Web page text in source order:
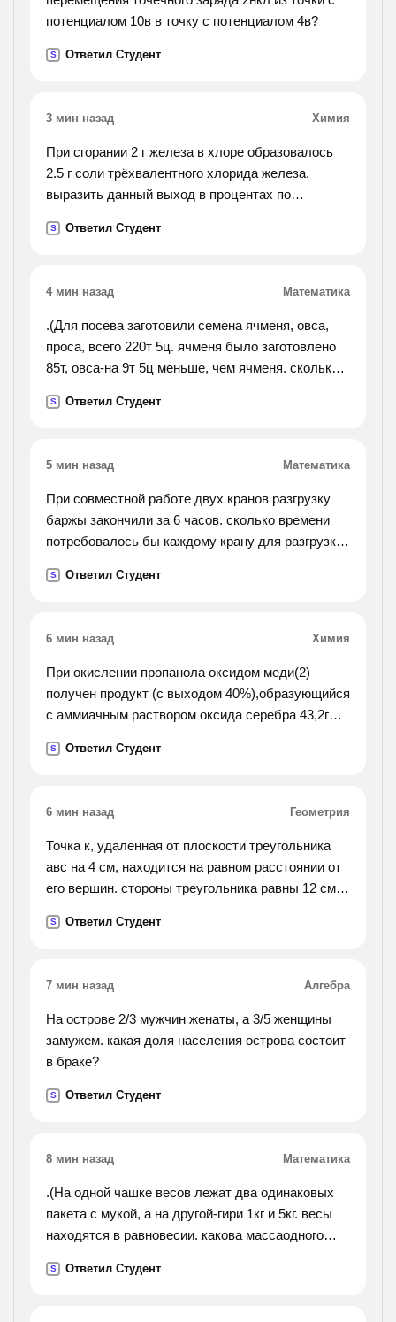
потенциалом 10в в точку с потенциалом 4в?
S Ответил Студент
3 мин назад Химия
При сгорании 2 г железа в хлоре образовалось
2.5 г соли трёхвалентного хлорида железа.
выразить данный выход в процентах по
S Ответил Студент
4 мин назад Математика
.(Для посева заготовили семена ячменя, овса,
проса, всего 220т 5ц. ячменя было заготовлено
85т, овса-на 9т 5ц меньше, чем ячменя. сколько
S Ответил Студент
5 мин назад Математика
При совместной работе двух кранов разгрузку
баржы закончили за 6 часов. сколько времени
потребовалось бы каждому крану для разгрузки
требуется на 5 часов больше, чем второму.
S Ответил Студент
6 мин назад Химия
При окислении пропанола оксидом меди(2)
получен продукт (с выходом 40%),образующийся
с аммиачным раствором оксида серебра 43,2г
S Ответил Студент
6 мин назад Геометрия
Точка к, удаленная от плоскости треугольника
авс на 4 см, находится на равном расстоянии от
его вершин. стороны треугольника равны 12 см.
плоскость треугольника. б) расстояние от точки
S Ответил Студент
7 мин назад Алгебра
На острове 2/3 мужчин женаты, а 3/5 женщины
замужем. какая доля населения острова состоит
в браке?
S Ответил Студент
8 мин назад Математика
.(На одной чашке весов лежат два одинаковых
пакета с мукой, а на другой-гири 1кг и 5кг. весы
находятся в равновесии. какова массаодного
S Ответил Студент